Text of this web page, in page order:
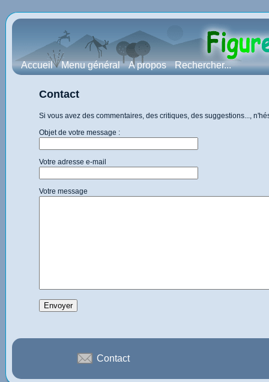
Accueil Menu général A propos Rechercher...
Contact
Si vous avez des commentaires, des critiques, des suggestions...,
Objet de votre message :
Votre adresse e-mail
Votre message
Contact